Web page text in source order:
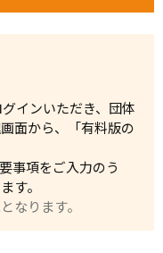
インいただき、団体
面から、「有料版の
事項をご入力のう
す。
なります。